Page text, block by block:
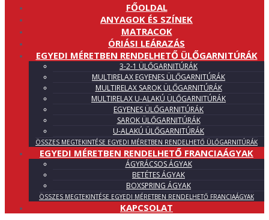
FŐOLDAL
ANYAGOK ÉS SZÍNEK
MATRACOK
ÓRIÁSI LEÁRAZÁS
EGYEDI MÉRETBEN RENDELHETŐ ÜLŐGARNITÚRÁK
3-2-1 ÜLŐGARNITÚRÁK
MULTIRELAX EGYENES ÜLŐGARNITÚRÁK
MULTIRELAX SAROK ÜLŐGARNITÚRÁK
MULTIRELAX U-ALAKÚ ÜLŐGARNITÚRÁK
EGYENES ÜLŐGARNITÚRÁK
SAROK ÜLŐGARNITÚRÁK
U-ALAKÚ ÜLŐGARNITÚRÁK
ÖSSZES MEGTEKINTÉSE EGYEDI MÉRETBEN RENDELHETŐ ÜLŐGARNITÚRÁK
EGYEDI MÉRETBEN RENDELHETŐ FRANCIAÁGYAK
ÁGYRÁCSOS ÁGYAK
BETÉTES ÁGYAK
BOXSPRING ÁGYAK
ÖSSZES MEGTEKINTÉSE EGYEDI MÉRETBEN RENDELHETŐ FRANCIAÁGYAK
KAPCSOLAT